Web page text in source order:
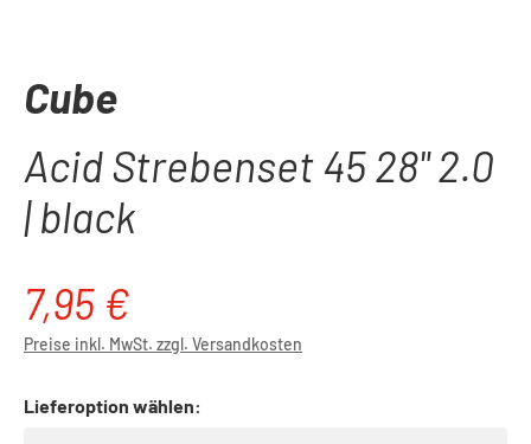
Cube
Acid Strebenset 45 28" 2.0
| black
Regulärer Preis:
7,95 €
Preise inkl. MwSt. zzgl. Versandkosten
Lieferoption wählen: